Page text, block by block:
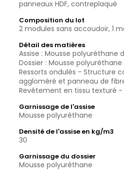
panneaux HDF, contreplaqué
Composition du lot
2 modules sans accoudoir, 1
Détail des matières
Assise : Mousse polyuréthane
Dossier : Mousse
Ressorts ondulés - Structure
aggloméré et panneau de
Revêtement en tissu texturé -
Garnissage de l'assise
Mousse polyuréthane
Densité de l'assise en kg/m3
30
Garnissage du dossier
Mousse polyuréthane